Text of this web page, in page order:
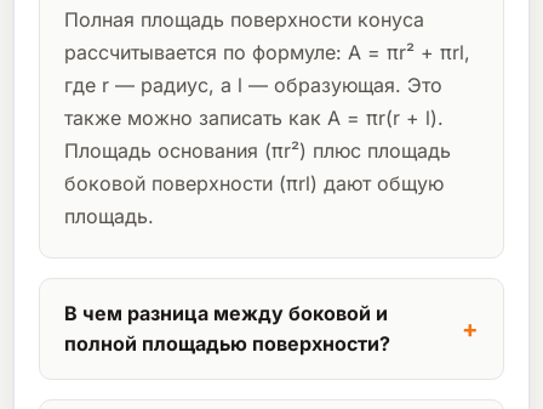
Полная площадь поверхности конуса
рассчитывается по формуле: A = πr² + πrl,
где r — радиус, а l — образующая. Это
также можно записать как A = πr(r + l).
Площадь основания (πr²) плюс площадь
боковой поверхности (πrl) дают общую
площадь.
В чем разница между боковой и
полной площадью поверхности?
Площадь боковой поверхности (πrl)